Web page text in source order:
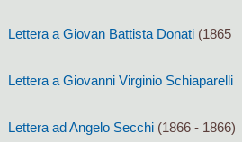
Lettera a Giovan Battista Donati (1865
Lettera a Giovanni Virginio Schiaparelli
Lettera ad Angelo Secchi (1866 - 1866)